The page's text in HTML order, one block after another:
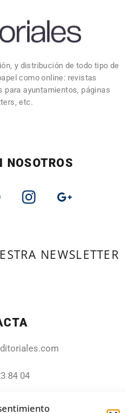
y distribución de todo tipo de
como online: revistas
ayuntamientos, páginas
etc.
NOSOTROS
NEWSLETTER
84 04
848